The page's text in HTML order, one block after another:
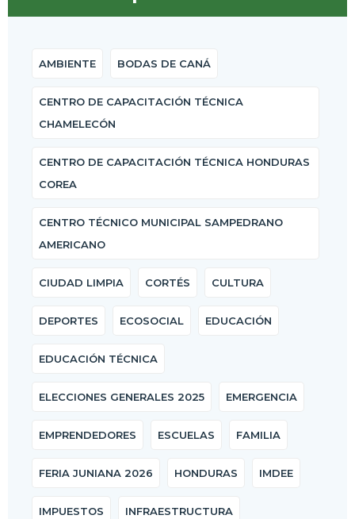
AMBIENTE BODAS DE CANÁ
CENTRO DE CAPACITACIÓN TÉCNICA
CHAMELECÓN
CENTRO DE CAPACITACIÓN TÉCNICA HONDURAS
COREA
CENTRO TÉCNICO MUNICIPAL SAMPEDRANO
AMERICANO
CIUDAD LIMPIA CORTÉS CULTURA
DEPORTES ECOSOCIAL EDUCACIÓN
EDUCACIÓN TÉCNICA
ELECCIONES GENERALES 2025 EMERGENCIA
EMPRENDEDORES ESCUELAS FAMILIA
FERIA JUNIANA 2026 HONDURAS IMDEE
IMPUESTOS INFRAESTRUCTURA